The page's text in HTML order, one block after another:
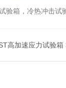
热冲击试验箱，快
高加速应力试验箱